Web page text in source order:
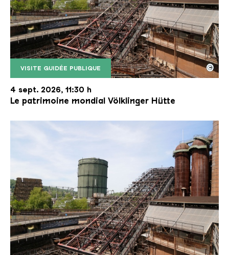
VISITE GUIDÉE PUBLIQUE
Le monte-charge incliné de la Völklinger Hütte
Copyright: Weltkulturerbe Völklinger Hütte | Karl
©
4 sept. 2026, 11:30 h
Le patrimoine mondial Völklinger Hütte